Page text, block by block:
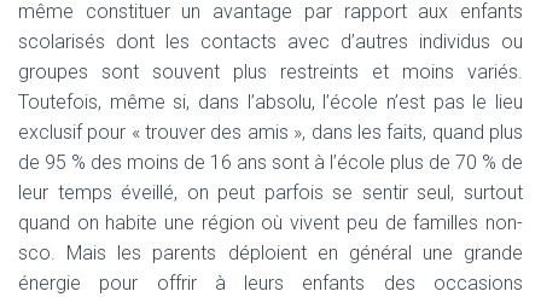
même constituer un avantage par rapport aux enfants
scolarisés dont les contacts avec d’autres individus ou
groupes sont souvent plus restreints et moins variés.
Toutefois, même si, dans l’absolu, l’école n’est pas le lieu
exclusif pour « trouver des amis », dans les faits, quand plus
de 95 % des moins de 16 ans sont à l’école plus de 70 % de
leur temps éveillé, on peut parfois se sentir seul, surtout
quand on habite une région où vivent peu de familles non-
sco. Mais les parents déploient en général une grande
énergie pour offrir à leurs enfants des occasions